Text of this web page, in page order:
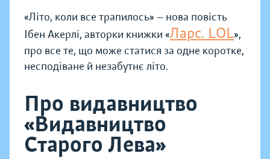
«Літо, коли все трапилось» — нова повість
Ібен Акерлі, авторки книжки «Ларс. LOL»,
про все те, що може статися за одне коротке,
несподіване й незабутнє літо.
Про видавництво
«Видавництво
Старого Лева»